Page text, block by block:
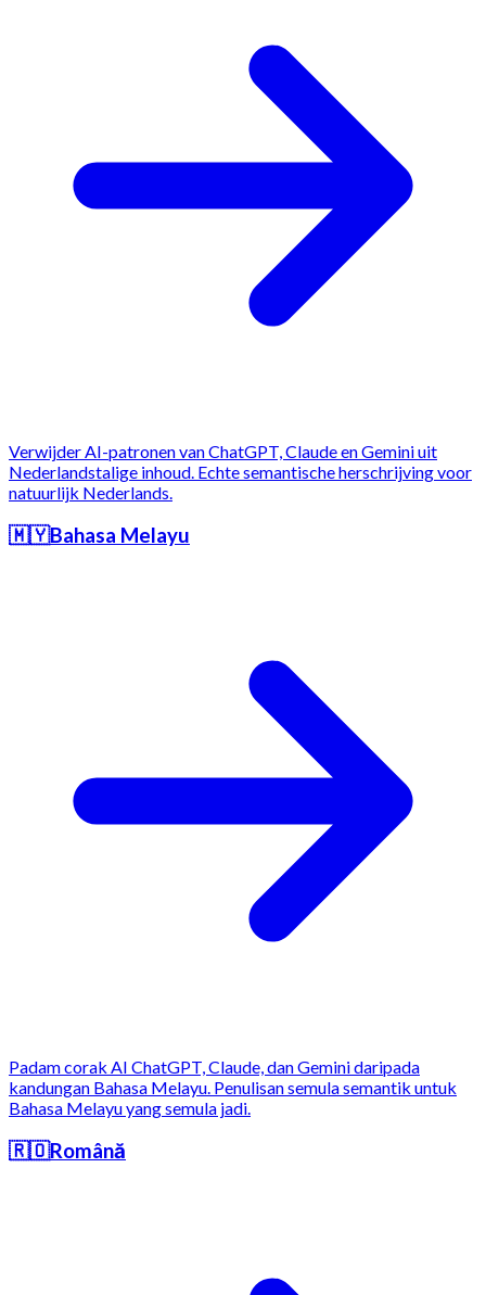
Verwijder AI-patronen van ChatGPT, Claude en Gemini uit
Nederlandstalige inhoud. Echte semantische herschrijving voor
natuurlijk Nederlands.
🇲🇾Bahasa Melayu
Padam corak AI ChatGPT, Claude, dan Gemini daripada
kandungan Bahasa Melayu. Penulisan semula semantik untuk
Bahasa Melayu yang semula jadi.
🇷🇴Română